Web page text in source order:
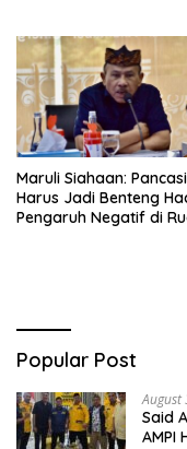
Maruli Siahaan:
Harus Jadi Benteng
Pengaruh Negatif di
Popular Post
August
Said
AMPI